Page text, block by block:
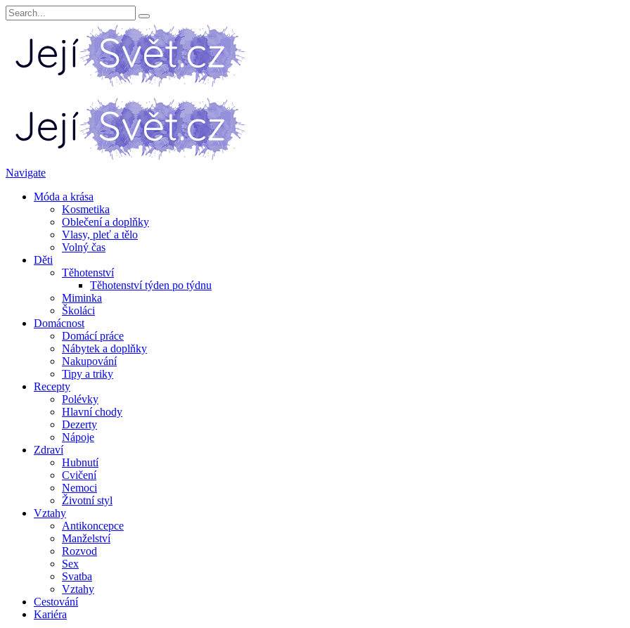
Navigate
Móda a krása
Kosmetika
Oblečení a doplňky
Vlasy, pleť a tělo
Volný čas
Děti
Těhotenství
Těhotenství týden po týdnu
Miminka
Školáci
Domácnost
Domácí práce
Nábytek a doplňky
Nakupování
Tipy a triky
Recepty
Polévky
Hlavní chody
Dezerty
Nápoje
Zdraví
Hubnutí
Cvičení
Nemoci
Životní styl
Vztahy
Antikoncepce
Manželství
Rozvod
Sex
Svatba
Vztahy
Cestování
Kariéra